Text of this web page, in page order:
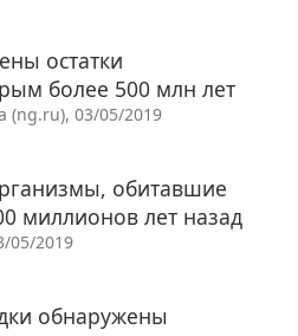
остатки
более 500 млн лет
(ng.ru), 03/05/2019
обитавшие
миллионов лет назад
05/2019
обнаружены